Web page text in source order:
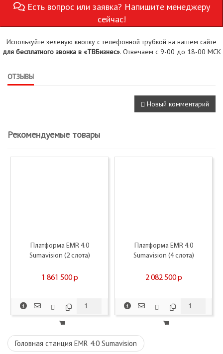
Есть вопрос или заявка? Напишите менеджеру
сейчас!
Используйте зеленую кнопку с телефонной трубкой на нашем сайте
для бесплатного звонка в «ТВБизнес». Отвечаем с 9-00 до 18-00 МСК
ОТЗЫВЫ
Новый комментарий
Рекомендуемые товары
Платформа EMR 4.0
Sumavision (2 слота)
1 861 500p
Платформа EMR 4.0
Sumavision (4 слота)
2 082 500p
Головная станция EMR 4.0 Sumavision